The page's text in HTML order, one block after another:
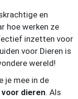
en
hoe werken ze
inzetten voor
voor Dieren is
wereld!
je mee in de
dieren. Als